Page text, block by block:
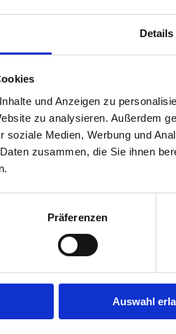
Details
und Anzeigen zu
zu analysieren. Außerdem
soziale Medien, Werbung und
zusammen, die Sie ihnen
Präferenzen
Auswahl
Drinnen halten Sie
Wer hier zu Gast ist,
nach draußen. Zu Fuß
Flussnähe entlang
einfach los. Ohne Ziel.
–